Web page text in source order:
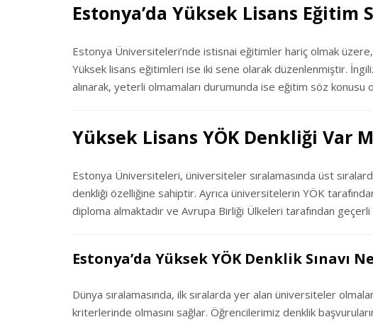
Estonya’da Yüksek Lisans Eğitim
Estonya Üniversiteleri’nde istisnai eğitimler hariç olmak
Yüksek lisans eğitimleri ise iki sene olarak düzenlenmiştir.
alınarak, yeterli olmamaları durumunda ise eğitim söz konusu
Yüksek Lisans YÖK Denkliği Var
Estonya Üniversiteleri, üniversiteler sıralamasında üst
denkliği özelliğine sahiptir. Ayrıca üniversitelerin YÖK
diploma almaktadır ve Avrupa Birliği Ülkeleri tarafından geçerli
Estonya’da Yüksek YÖK Denklik Sınavı
Dünya sıralamasında, ilk sıralarda yer alan üniversiteler
kriterlerinde olmasını sağlar. Öğrencilerimiz denklik